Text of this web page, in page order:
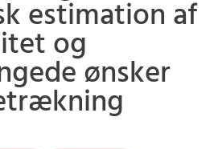
estimation af
og
ønsker